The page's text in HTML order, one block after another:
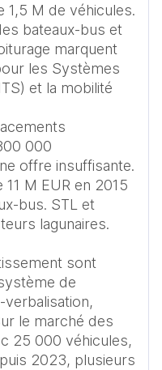
1,5 M de véhicules.
bateaux-bus et
marquent
les Systèmes
et la mobilité
000
offre insuffisante.
11 M EUR en 2015
bus. STL et
lagunaires.
sont
de
le marché des
25 000 véhicules,
2023, plusieurs